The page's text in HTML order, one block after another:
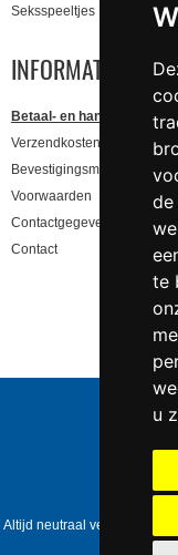
de
te
u
Seksspeeltjes
INFORMATIE
Betaal- en handling
Verzendkosten en levertijd
Bevestigingsmail niet
Voorwaarden
Contactgegevens en
Contact
KVK-
Altijd neutraal verpakt •
voor